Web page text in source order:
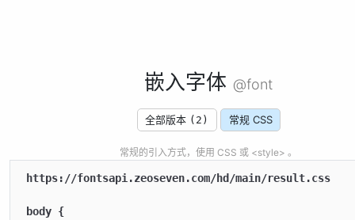
嵌入字体 @font
全部版本 (2) 常规 CSS
常规的引入方式，使用 CSS 或 <style> 。
https://fontsapi.zeoseven.com/hd/main/result.css
body {